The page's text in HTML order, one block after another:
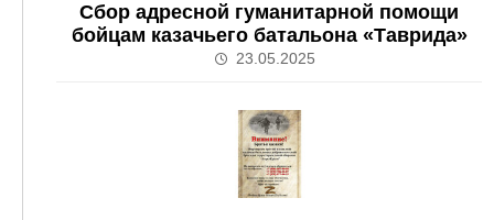
Сбор адресной гуманитарной помощи
бойцам казачьего батальона «Таврида»
23.05.2025